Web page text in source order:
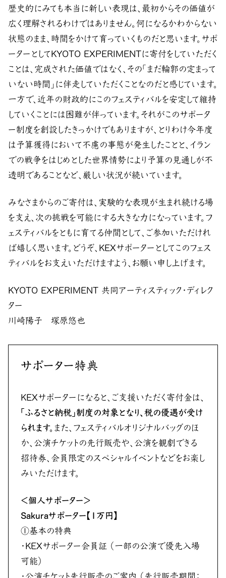
歴史的にみても本当に新しい表現は、最初からその価値が
広く理解されるわけではありません。何になるかわからない
状態のまま、時間をかけて育っていくものだと思います。サポ
ーターとしてKYOTO EXPERIMENTに寄付をしていただく
ことは、完成された価値ではなく、その「まだ輪郭の定まって
いない時間」に伴走していただくことなのだと感じています。
一方で、近年の財政的にこのフェスティバルを安定して維持
していくことには困難が伴っています。それがこのサポータ
ー制度を創設したきっかけでもありますが、とりわけ今年度
は予算獲得において不慮の事態が発生したことと、イラン
での戦争をはじめとした世界情勢により予算の見通しが不
透明であることなど、厳しい状況が続いています。
みなさまからのご寄付は、実験的な表現が生まれ続ける場
を支え、次の挑戦を可能にする大きな力になっています。フ
ェスティバルをともに育てる仲間として、ご参加いただけれ
ば嬉しく思います。どうぞ、KEXサポーターとしてこのフェス
ティバルをお支えいただけますよう、お願い申し上げます。
KYOTO EXPERIMENT 共同アーティスティック・ディレク
ター
川崎陽子 塚原悠也
サポーター特典
KEXサポーターになると、ご支援いただく寄付金は、
「ふるさと納税」制度の対象となり、税の優遇が受け
られます。 また、フェスティバルオリジナルバッグのほ
か、公演チケットの先行販売や、公演を観劇できる
招待券、会員限定のスペシャルイベントなどをお楽し
みいただけます。
＜個人サポーター＞
Sakuraサポーター【1万円】
①基本の特典
・KEXサポーター会員証 （一部の公演で優先入場
可能）
・公演チケット先行販売のご案内 （先行販売期間：